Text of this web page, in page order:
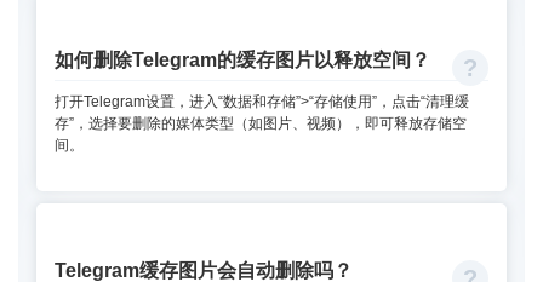
如何删除Telegram的缓存图片以释放空间？
打开Telegram设置，进入“数据和存储”>“存储使用”，点击“清理缓
存”，选择要删除的媒体类型（如图片、视频），即可释放存储空
间。
Telegram缓存图片会自动删除吗？